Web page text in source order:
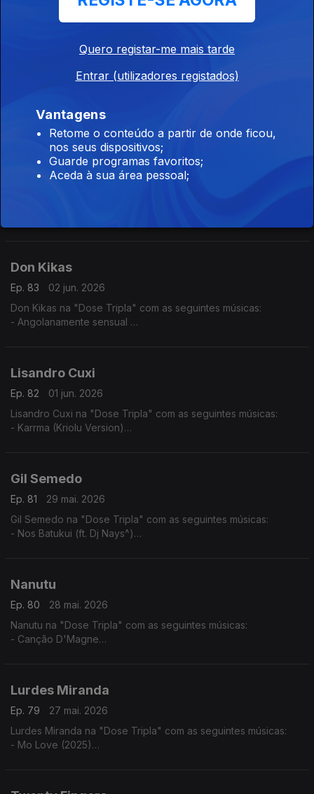
- Algoritmo
04 jun. 2026
- Setembro
- Te Amar (2016)
- Borboleta
Irina Barros
Ep. 84
03 jun. 2026
- Bonito (feat Nelson Freitas)
Don Kikas
Ep. 83
02 jun. 2026
Don Kikas na "Dose Tripla" com as seguintes músicas:
- Angolanamente sensual
Lisandro Cuxi
Ep. 82
01 jun. 2026
Lisandro Cuxi na "Dose Tripla" com as seguintes músicas:
- Karrma (Kriolu Version)
Gil Semedo
Ep. 81
29 mai. 2026
Gil Semedo na "Dose Tripla" com as seguintes músicas:
- Nos Batukui (ft. Dj Nays^)
Nanutu
Ep. 80
28 mai. 2026
Nanutu na "Dose Tripla" com as seguintes músicas:
- Canção D'Magne
Lurdes Miranda
Ep. 79
27 mai. 2026
Lurdes Miranda na "Dose Tripla" com as seguintes músicas:
- Mo Love (2025)
Quero registar-me mais tarde
Entrar (utilizadores registados)
Vantagens
Retome o conteúdo a partir de onde ficou,
nos seus dispositivos;
Guarde programas favoritos;
Aceda à sua área pessoal;